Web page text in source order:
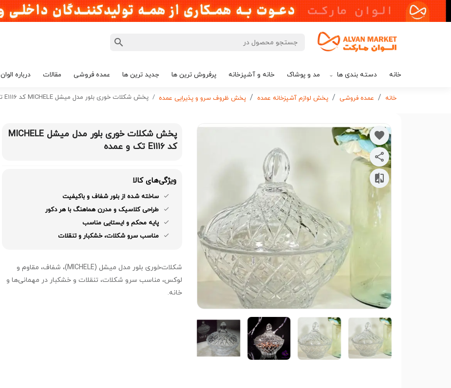
خانه دسته بندی ها مد و پوشاک خانه و آشپزخانه پرفروش ترین ها جدید ترین ها عمده فروشی مقالات درباره الوان
خانه عمده فروشی پخش لوازم آشپزخانه عمده پخش ظروف سرو و پذیرایی عمده پخش شکلات خوری بلور مدل میشل MICHELE کد E1116 تک و عمده
پخش شکلات خوری بلور مدل میشل MICHELE
کد E1116 تک و عمده
ویژگی‌های کالا
ساخته شده از بلور شفاف و باکیفیت
طراحی کلاسیک و مدرن هماهنگ با هر دکور
پایه محکم و ایستایی مناسب
مناسب سرو شکلات، خشکبار و تنقلات
شکلات‌خوری بلور مدل میشل (MICHELE)، شفاف، مقاوم و
لوکس، مناسب سرو شکلات، تنقلات و خشکبار در مهمانی‌ها و
خانه.